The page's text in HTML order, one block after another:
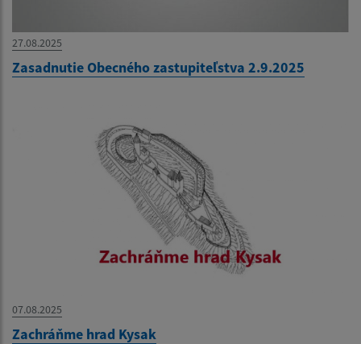
27.08.2025
Zasadnutie Obecného zastupiteľstva 2.9.2025
07.08.2025
Zachráňme hrad Kysak